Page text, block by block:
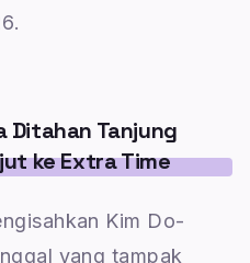
Ditahan Tanjung
ke Extra Time
Kim Do-
yang tampak